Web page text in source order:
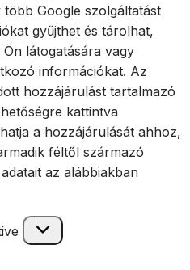
Google szolgáltatást
gyűjthet és tárolhat,
látogatására vagy
információkat. Az
hozzájárulást tartalmazó
kattintva
a hozzájárulását ahhoz,
féltől származó
az alábbiakban